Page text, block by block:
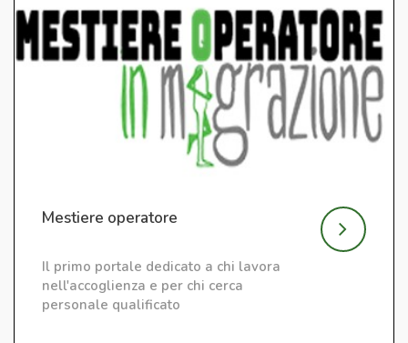
Mestiere operatore
Il primo portale dedicato a chi lavora
nell'accoglienza e per chi cerca
personale qualificato